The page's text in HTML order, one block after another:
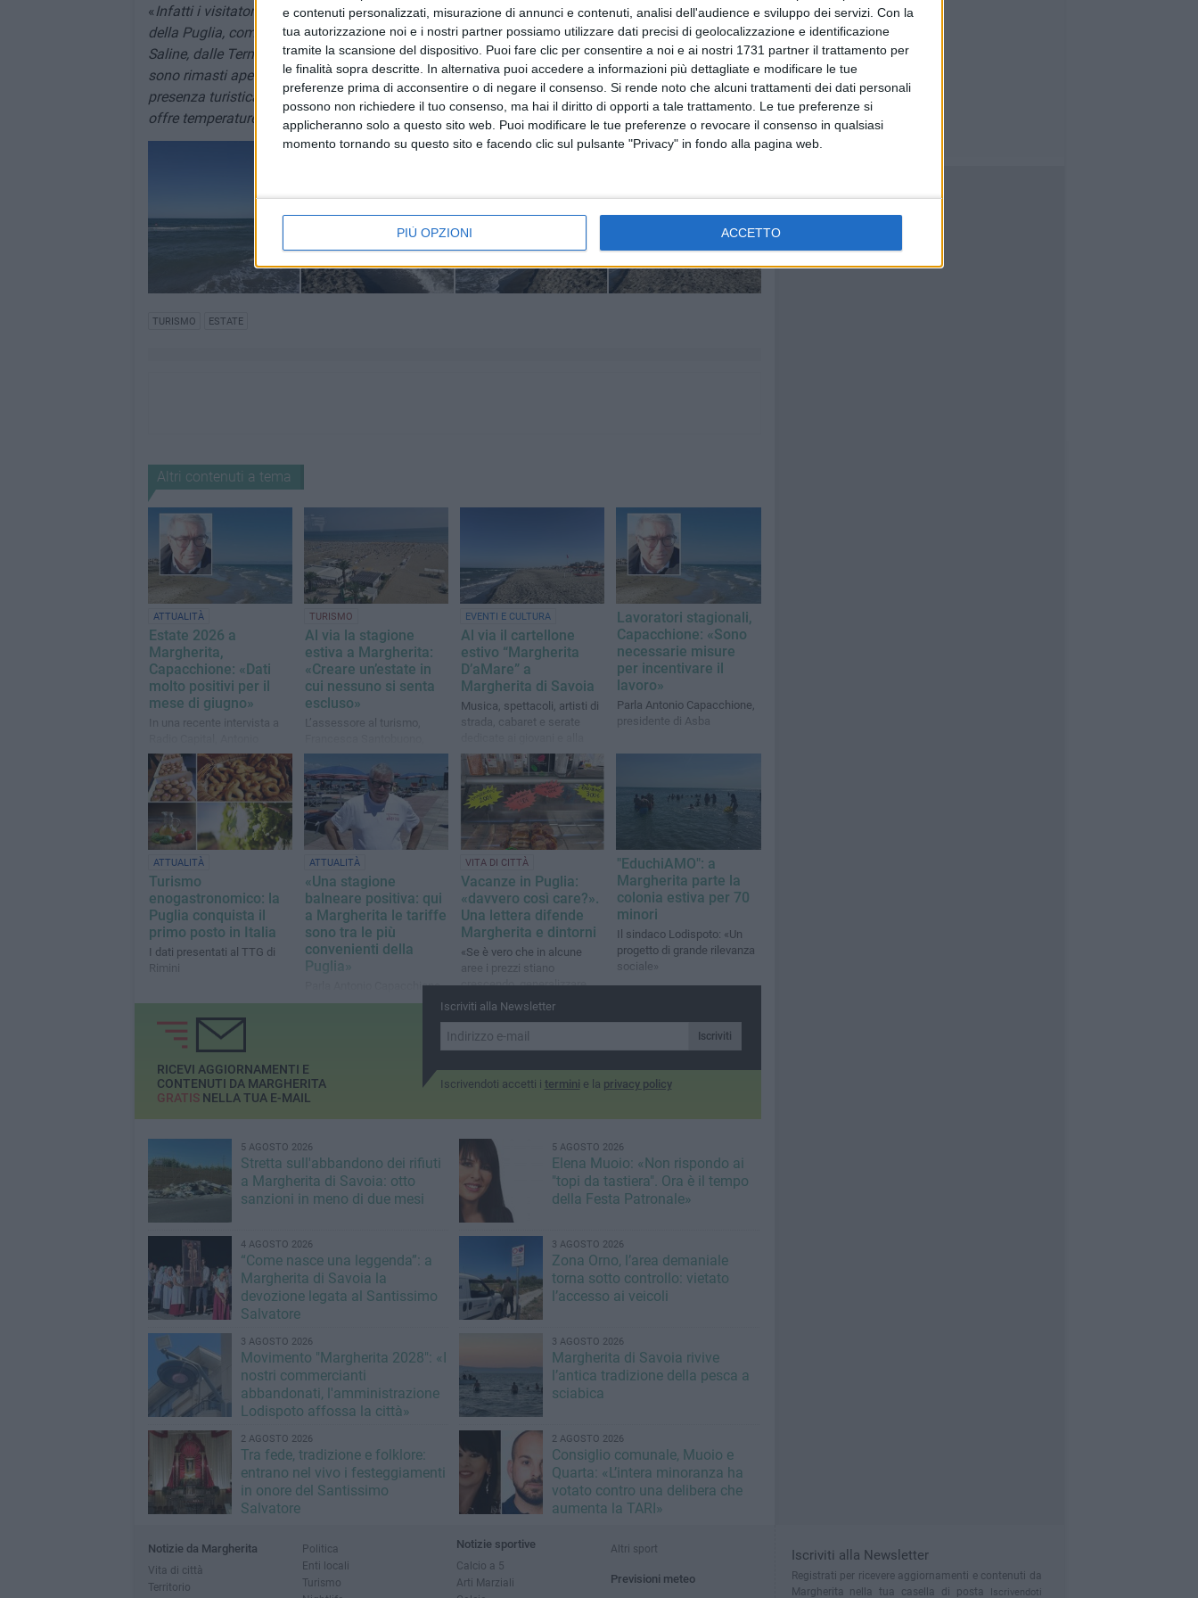
e contenuti personalizzati, misurazione di annunci e contenuti, analisi dell'audience e sviluppo dei servizi. Con la
tua autorizzazione noi e i nostri partner possiamo utilizzare dati precisi di geolocalizzazione e identificazione
tramite la scansione del dispositivo. Puoi fare clic per consentire a noi e ai nostri 1731 partner il trattamento per
le finalità sopra descritte. In alternativa puoi accedere a informazioni più dettagliate e modificare le tue
preferenze prima di acconsentire o di negare il consenso. Si rende noto che alcuni trattamenti dei dati personali
possono non richiedere il tuo consenso, ma hai il diritto di opporti a tale trattamento. Le tue preferenze si
applicheranno solo a questo sito web. Puoi modificare le tue preferenze o revocare il consenso in qualsiasi
momento tornando su questo sito e facendo clic sul pulsante "Privacy" in fondo alla pagina web.
PIÙ OPZIONI ACCETTO
«Infatti i visitatori stranieri -prosegue Capacchione- non visitano solo le località più rinomate
della Puglia, come Polignano o il Salento, ma scelgono anche il nostro territorio, arricchito dalle
Saline, dalle Terme, dalle nostre splendide spiagge e dagli stabilimenti balneari, molti dei quali
sono rimasti aperti fino a domenica scorsa, 21 settembre. Questo contribuisce a garantire una
presenza turistica significativa anche nel mese di settembre, che a differenza di luglio e agosto,
offre temperature più miti e tariffe più convenienti
TURISMO ESTATE
Altri contenuti a tema
ATTUALITÀ
Estate 2026 a
Margherita,
Capacchione: «Dati
molto positivi per il
mese di giugno»
In una recente intervista a
Capacchione ha parlato di
Margherita di Savoia
TURISMO
Al via la stagione
estiva a Margherita:
«Creare un’estate in
cui nessuno si senta
escluso»
L’assessore al turismo,
presenta il calendario degli
appuntamenti
EVENTI E CULTURA
Al via il cartellone
estivo “Margherita
D’aMare” a
Margherita di Savoia
Musica, spettacoli, artisti di
strada, cabaret e serate
musica elettronica
animeranno la città
Lavoratori stagionali,
Capacchione: «Sono
necessarie misure
per incentivare il
lavoro»
Parla Antonio Capacchione,
presidente di Asba
ATTUALITÀ
Turismo
enogastronomico: la
Puglia conquista il
primo posto in Italia
I dati presentati al TTG di
Rimini
ATTUALITÀ
«Una stagione
balneare positiva: qui
a Margherita le tariffe
sono tra le più
convenienti della
Puglia»
Parla Antonio Capacchione,
presidente nazionale ASBA -
VITA DI CITTÀ
Vacanze in Puglia:
«davvero così care?».
Una lettera difende
Margherita e dintorni
«Se è vero che in alcune
aree i prezzi stiano
crescendo, generalizzare
parlando di “vacanze
corretto»
"EduchiAMO": a
Margherita parte la
colonia estiva per 70
minori
Il sindaco Lodispoto: «Un
progetto di grande rilevanza
sociale»
Iscriviti alla Newsletter
Iscriviti
Iscrivendoti accetti i termini e la privacy policy
RICEVI AGGIORNAMENTI E
CONTENUTI DA MARGHERITA
GRATISNELLA TUA E-MAIL
5 AGOSTO 2026
Stretta sull'abbandono dei rifiuti
a Margherita di Savoia: otto
sanzioni in meno di due mesi
5 AGOSTO 2026
Elena Muoio: «Non rispondo ai
"topi da tastiera". Ora è il tempo
della Festa Patronale»
4 AGOSTO 2026
“Come nasce una leggenda”: a
Margherita di Savoia la
devozione legata al Santissimo
Salvatore
3 AGOSTO 2026
Zona Orno, l’area demaniale
torna sotto controllo: vietato
l’accesso ai veicoli
3 AGOSTO 2026
Movimento "Margherita 2028": «I
nostri commercianti
abbandonati, l'amministrazione
Lodispoto affossa la città»
3 AGOSTO 2026
Margherita di Savoia rivive
l’antica tradizione della pesca a
sciabica
2 AGOSTO 2026
Tra fede, tradizione e folklore:
entrano nel vivo i festeggiamenti
in onore del Santissimo
Salvatore
2 AGOSTO 2026
Consiglio comunale, Muoio e
Quarta: «L’intera minoranza ha
votato contro una delibera che
aumenta la TARI»
Notizie da Margherita
Vita di città
Territorio
Politica
Enti locali
Turismo
Notizie sportive
Calcio a 5
Arti Marziali
Altri sport
Previsioni meteo
Iscriviti alla Newsletter
Registrati per ricevere aggiornamenti e contenuti da
Margherita nella tua casella di posta
Iscrivendoti